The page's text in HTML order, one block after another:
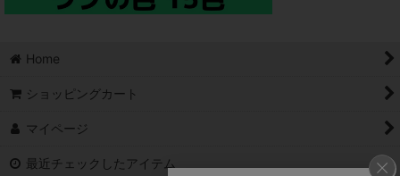
Home
ショッピングカート
マイページ
最近チェックしたアイテム